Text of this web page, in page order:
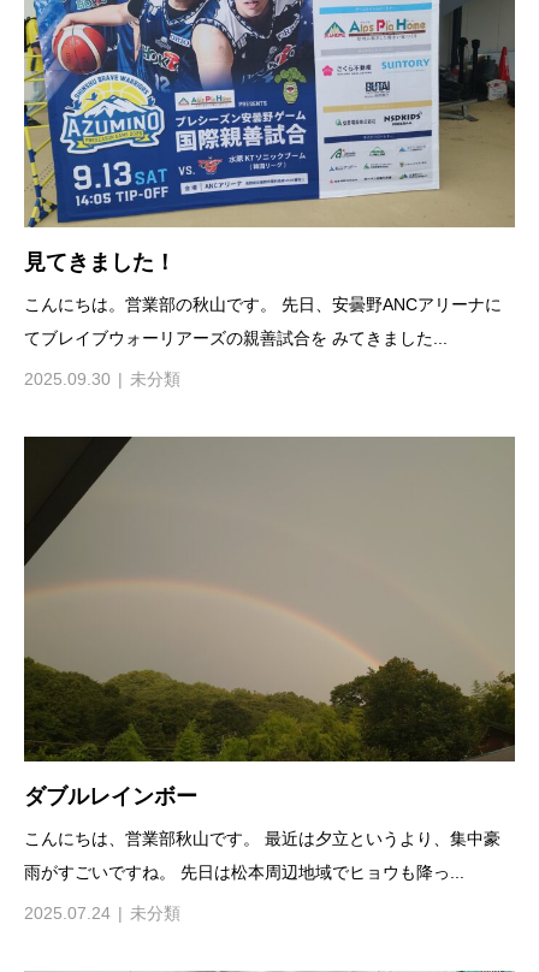
見てきました！
こんにちは。営業部の秋山です。 先日、安曇野ANCアリーナに
てブレイブウォーリアーズの親善試合を みてきました...
2025.09.30 未分類
ダブルレインボー
こんにちは、営業部秋山です。 最近は夕立というより、集中豪
雨がすごいですね。 先日は松本周辺地域でヒョウも降っ...
2025.07.24 未分類